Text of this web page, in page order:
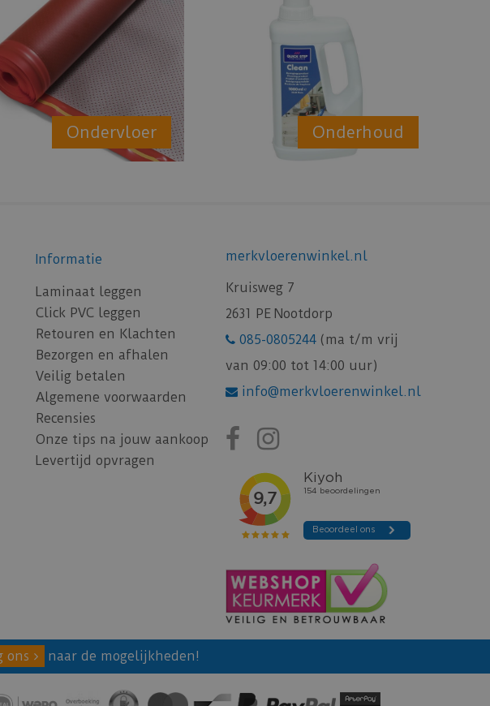
Ondervloer Onderhoud
Informatie
Laminaat leggen
Click PVC leggen
Retouren en Klachten
Bezorgen en afhalen
Veilig betalen
Algemene voorwaarden
Recensies
Onze tips na jouw aankoop
Levertijd opvragen
merkvloerenwinkel.nl
Kruisweg 7
2631 PE Nootdorp
085-0805244 (ma t/m vrij
van 09:00 tot 14:00 uur)
info@merkvloerenwinkel.nl
ons naar de mogelijkheden!